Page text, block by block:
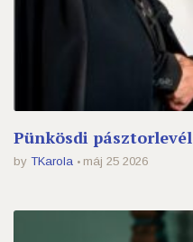
Pünkösdi pásztorlevél
by TKarola máj 25 2026